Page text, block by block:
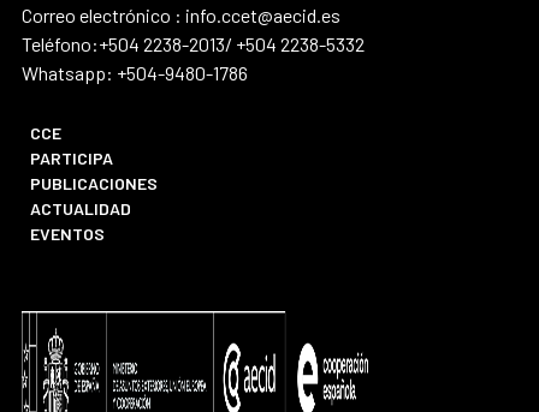
Correo electrónico : info.ccet@aecid.es
Teléfono:+504 2238-2013/ +504 2238-5332
Whatsapp: +504-9480-1786
CCE
PARTICIPA
PUBLICACIONES
ACTUALIDAD
EVENTOS